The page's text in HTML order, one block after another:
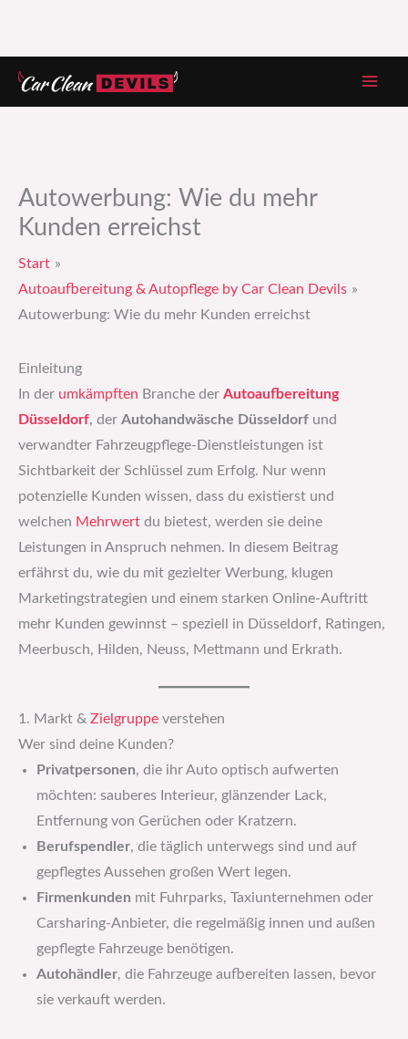
Zum
Inhalt
Autowerbung: Wie du mehr
Kunden erreichst
Start
Autoaufbereitung & Autopflege by Car Clean Devils
Autowerbung: Wie du mehr Kunden erreichst
Einleitung
In der umkämpften Branche der Autoaufbereitung
Düsseldorf, der Autohandwäsche Düsseldorf und
verwandter Fahrzeugpflege-Dienstleistungen ist
Sichtbarkeit der Schlüssel zum Erfolg. Nur wenn
potenzielle Kunden wissen, dass du existierst und
welchen Mehrwert du bietest, werden sie deine
Leistungen in Anspruch nehmen. In diesem Beitrag
erfährst du, wie du mit gezielter Werbung, klugen
Marketingstrategien und einem starken Online-Auftritt
mehr Kunden gewinnst – speziell in Düsseldorf, Ratingen,
Meerbusch, Hilden, Neuss, Mettmann und Erkrath.
1. Markt & Zielgruppe verstehen
Wer sind deine Kunden?
Privatpersonen, die ihr Auto optisch aufwerten
möchten: sauberes Interieur, glänzender Lack,
Entfernung von Gerüchen oder Kratzern.
Berufspendler, die täglich unterwegs sind und auf
gepflegtes Aussehen großen Wert legen.
Firmenkunden mit Fuhrparks, Taxiunternehmen oder
Carsharing-Anbieter, die regelmäßig innen und außen
gepflegte Fahrzeuge benötigen.
Autohändler, die Fahrzeuge aufbereiten lassen, bevor
sie verkauft werden.